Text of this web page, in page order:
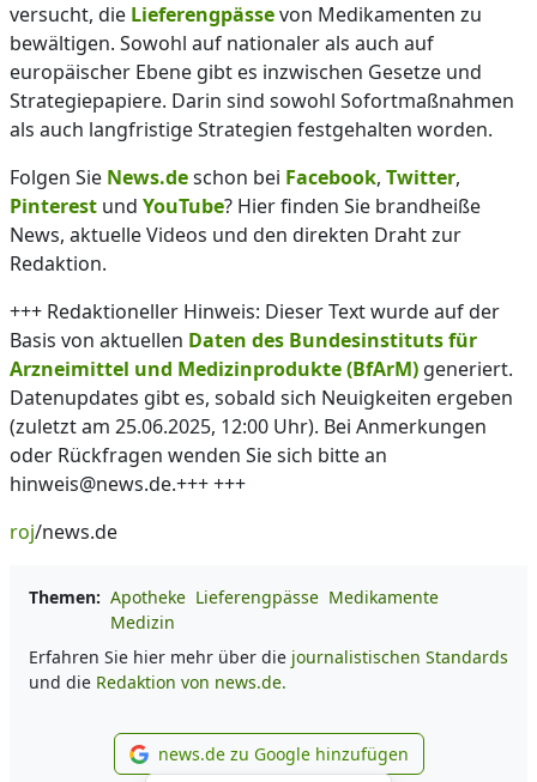
versucht, die Lieferengpässevon Medikamenten zu
bewältigen. Sowohl auf nationaler als auch auf
europäischer Ebene gibt es inzwischen Gesetze und
Strategiepapiere. Darin sind sowohl Sofortmaßnahmen
als auch langfristige Strategien festgehalten worden.
Folgen Sie News.deschon bei Facebook, Twitter,
Pinterest und YouTube? Hier finden Sie brandheiße
News, aktuelle Videos und den direkten Draht zur
Redaktion.
+++ Redaktioneller Hinweis: Dieser Text wurde auf der
Basis von aktuellen Daten des Bundesinstituts für
Arzneimittel und Medizinprodukte (BfArM) generiert.
Datenupdates gibt es, sobald sich Neuigkeiten ergeben
(zuletzt am 25.06.2025, 12:00 Uhr). Bei Anmerkungen
oder Rückfragen wenden Sie sich bitte an
hinweis@news.de.+++ +++
roj/news.de
Themen: Apotheke Lieferengpässe Medikamente
Medizin
Erfahren Sie hier mehr über die journalistischen Standards
und die Redaktion von news.de.
news.de zu Google
news.de zu Google hinzufügen